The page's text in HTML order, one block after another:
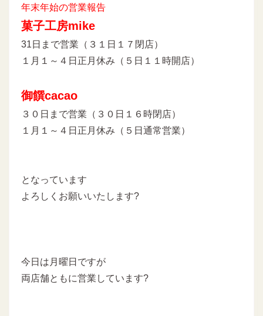
年末年始の営業報告
菓子工房mike
31日まで営業（３１日１７閉店）
１月１～４日正月休み（５日１１時開店）
御饌cacao
３０日まで営業（３０日１６時閉店）
１月１～４日正月休み（５日通常営業）
となっています
よろしくお願いいたします?
今日は月曜日ですが
両店舗ともに営業しています?